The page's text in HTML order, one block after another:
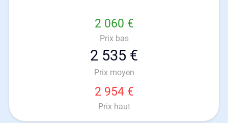
2 060 €
Prix bas
2 535 €
Prix moyen
2 954 €
Prix haut